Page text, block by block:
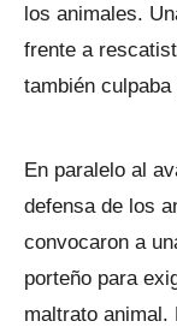
los animales.
frente a
también
En paralelo al
defensa de los
convocaron a
porteño para
maltrato animal.